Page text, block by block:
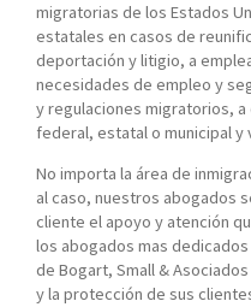
migratorias de los Estados
estatales en casos de
deportación y litigio, a
necesidades de empleo y
y regulaciones migratorios,
federal, estatal o municipal
No importa la área de
al caso, nuestros abogados
cliente el apoyo y atención
los abogados mas
de Bogart, Small &
y la protección de sus